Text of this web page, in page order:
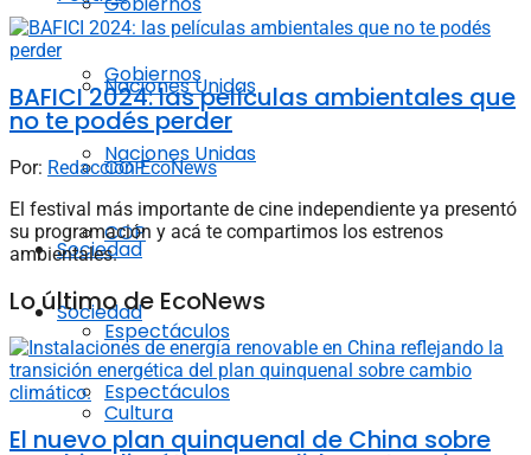
Naciones Unidas
COP
Sociedad
Espectáculos
Cultura
Gobiernos
Naciones Unidas
COP
Sociedad
Espectáculos
BAFICI 2024: las películas ambientales que
no te podés perder
Por: Redacción EcoNews
El festival más importante de cine independiente ya presentó
su programación y acá te compartimos los estrenos
ambientales.
Lo último de EcoNews
El nuevo plan quinquenal de China sobre